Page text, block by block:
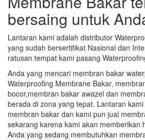
bersaing untuk
Lantaran kami adalah distributor
yang sudah bersertifikat Nasional dan
ratusan tempat kami pasang
Anda yang mencari membran bakar
Waterproofing Membrane Bakar,
bocor,membran bakar awazel dan
berada di zona yang tepat. Lantaran
membran bakar dan kami pun jual
sekarang karena kami akan memberikan
Anda yang sedang membutuhkan